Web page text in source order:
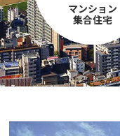
マンション
集合住宅